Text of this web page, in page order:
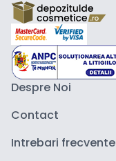
Despre Noi
Contact
Intrebari frecvente